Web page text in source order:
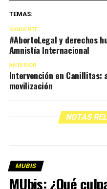
TEMAS:
SIGUIENTE
#AbortoLegal y derechos
Amnistía Internacional
ANTERIOR
Intervención en Canillitas:
movilización
NOTAS
MUBIS
MUbis: ¿Qué